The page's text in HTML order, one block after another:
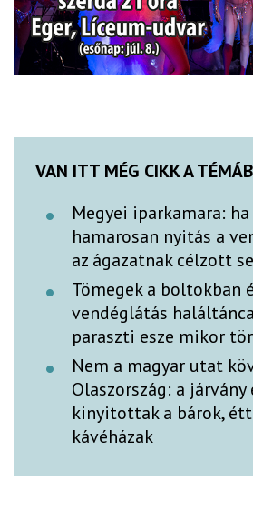
VAN ITT MÉG CIKK A
Megyei iparkamara:
hamarosan nyitás a
az ágazatnak célzott
Tömegek a boltokban
vendéglátás
paraszti esze mikor
Nem a magyar utat
Olaszország: a járvány
kinyitottak a bárok,
kávéházak